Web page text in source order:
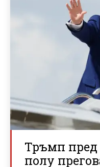
Тръмп пред
полу